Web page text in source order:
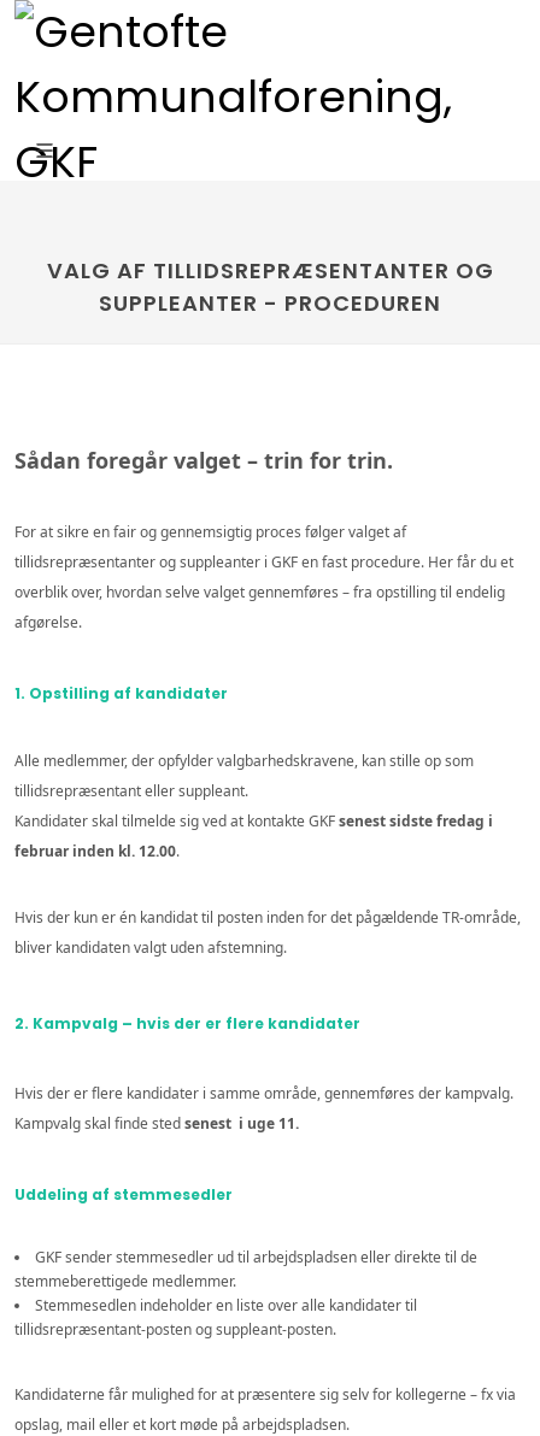
VALG AF TILLIDSREPRÆSENTANTER OG
SUPPLEANTER - PROCEDUREN
Sådan foregår valget – trin for trin.
For at sikre en fair og gennemsigtig proces følger valget af
tillidsrepræsentanter og suppleanter i GKF en fast procedure. Her får du et
overblik over, hvordan selve valget gennemføres – fra opstilling til endelig
afgørelse.
1. Opstilling af kandidater
Alle medlemmer, der opfylder valgbarhedskravene, kan stille op som
tillidsrepræsentant eller suppleant.
Kandidater skal tilmelde sig ved at kontakte GKFsenest sidste fredag i
februar inden kl. 12.00.
Hvis der kun er én kandidat til posten inden for det pågældende TR-område,
bliver kandidaten valgt uden afstemning.
2. Kampvalg – hvis der er flere kandidater
Hvis der er flere kandidater i samme område, gennemføres der kampvalg.
Kampvalg skal finde stedsenest i uge 11.
Uddeling af stemmesedler
GKF sender stemmesedler ud til arbejdspladsen eller direkte til de
stemmeberettigede medlemmer.
Stemmesedlen indeholder en liste over alle kandidater til
tillidsrepræsentant-posten og suppleant-posten.
Kandidaterne får mulighed for at præsentere sig selv for kollegerne – fx via
opslag, mail eller et kort møde på arbejdspladsen.